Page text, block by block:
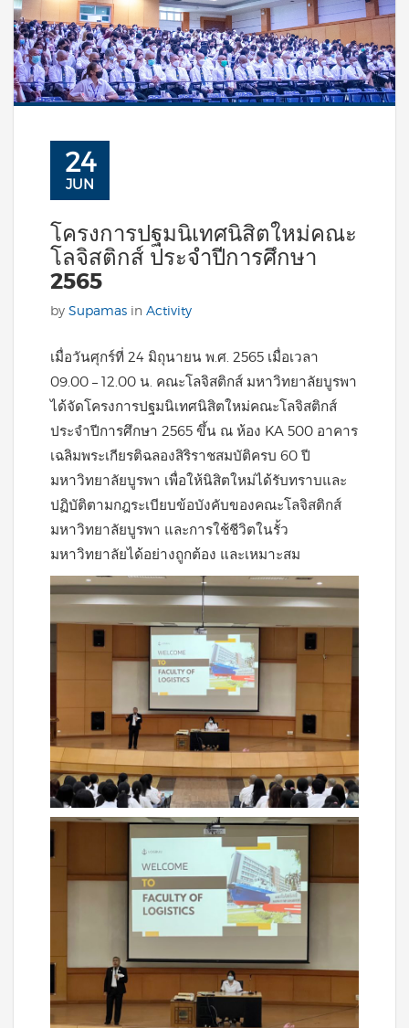
24
JUN
โครงการปฐมนิเทศนิสิตใหม่คณะ
โลจิสติกส์ ประจำปีการศึกษา
2565
by Supamas in Activity
เมื่อวันศุกร์ที่ 24 มิถุนายน พ.ศ. 2565 เมื่อเวลา
09.00 – 12.00 น. คณะโลจิสติกส์ มหาวิทยาลัยบูรพา
ได้จัดโครงการปฐมนิเทศนิสิตใหม่คณะโลจิสติกส์
ประจำปีการศึกษา 2565 ขึ้น ณ ห้อง KA 500 อาคาร
เฉลิมพระเกียรติฉลองสิริราชสมบัติครบ 60 ปี
มหาวิทยาลัยบูรพา เพื่อให้นิสิตใหม่ได้รับทราบและ
ปฏิบัติตามกฎระเบียบข้อบังคับของคณะโลจิสติกส์
มหาวิทยาลัยบูรพา และการใช้ชีวิตในรั้ว
มหาวิทยาลัยได้อย่างถูกต้อง และเหมาะสม